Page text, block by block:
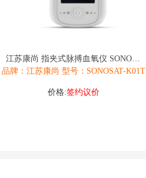
江苏康尚 指夹式脉搏血氧仪 SONOSAT
品牌：江苏康尚 型号：SONOSAT-K01T
价格:签约议价